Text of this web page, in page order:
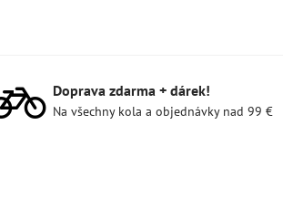
Doprava zdarma + dárek!
Na všechny kola a objednávky nad 99 €